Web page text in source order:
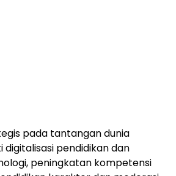
pada tantangan dunia
digitalisasi pendidikan dan
peningkatan kompetensi